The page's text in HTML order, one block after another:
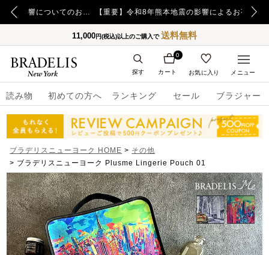
【重要】日本郵便の障害による配送への影響についてのお詫び 【重要】令和8年熊本地震の影響によるお荷物のお届け遅延について
11,000円(税込)以上のご購入で送料無料
読み物 初めての方へ ランキング セール ブラジャー
カート
0
お気に入り
探す メニュー
ブラデリスニューヨーク HOME
その他
ブラデリスニューヨーク Plusme Lingerie Pouch 01